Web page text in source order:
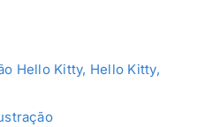
Hello Kitty, Hello Kitty,